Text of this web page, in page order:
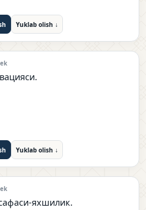
Yuklab olish ↓
Yuklab olish ↓
яхшилик.